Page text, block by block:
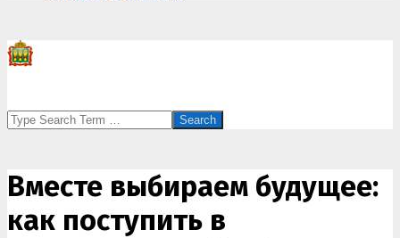
Search
Вместе выбираем будущее:
как поступить в